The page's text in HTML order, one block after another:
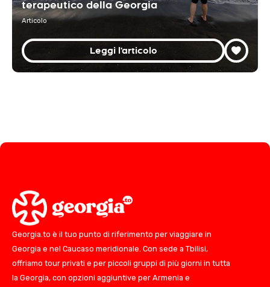
terapeutico della Georgia
Articolo
Leggi l'articolo
Georgia.to è il tuo punto di riferimento per viaggiare in
Georgia e nel Caucaso meridionale. Con sede a Tbilisi,
offriamo tour privati e per piccoli gruppi di più giorni in tutta
la Georgia, con opzioni aggiuntive per Armenia e